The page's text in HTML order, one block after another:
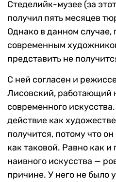
Стеделийк-музее (за
получил пять месяцев
Однако в данном случае,
современным
представить не
С ней согласен и
Лисовский, работающий
современного
действие как
получится, потому что
как таковой. Равно как и
наивного искусства —
причине. У него не было